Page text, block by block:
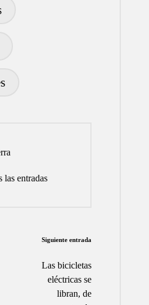
las entradas
Siguiente entrada
Las bicicletas
eléctricas se
libran, de